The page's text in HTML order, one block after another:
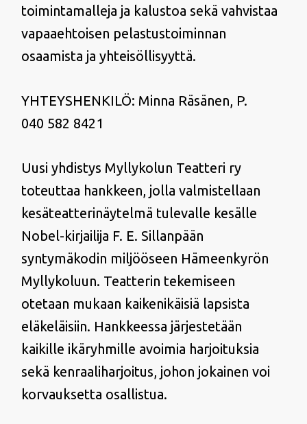
toimintamalleja ja kalustoa sekä vahvistaa
vapaaehtoisen pelastustoiminnan
osaamista ja yhteisöllisyyttä.
YHTEYSHENKILÖ: Minna Räsänen, P.
040 582 8421
Uusi yhdistys Myllykolun Teatteri ry
toteuttaa hankkeen, jolla valmistellaan
kesäteatterinäytelmä tulevalle kesälle
Nobel-kirjailija F. E. Sillanpään
syntymäkodin miljööseen Hämeenkyrön
Myllykoluun. Teatterin tekemiseen
otetaan mukaan kaikenikäisiä lapsista
eläkeläisiin. Hankkeessa järjestetään
kaikille ikäryhmille avoimia harjoituksia
sekä kenraaliharjoitus, johon jokainen voi
korvauksetta osallistua.